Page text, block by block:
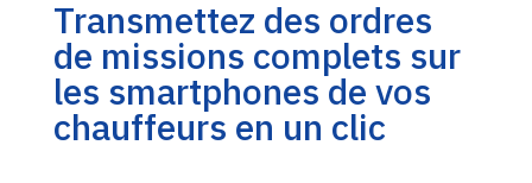
Transmettez des ordres
de missions complets sur
les smartphones de vos
chauffeurs en un clic